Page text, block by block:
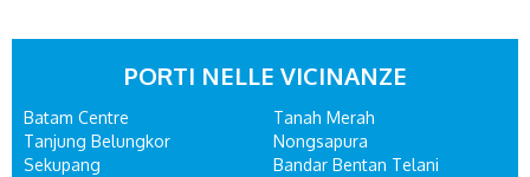
PORTI NELLE VICINANZE
Batam Centre
Tanjung Belungkor
Sekupang
Tanah Merah
Nongsapura
Bandar Bentan Telani